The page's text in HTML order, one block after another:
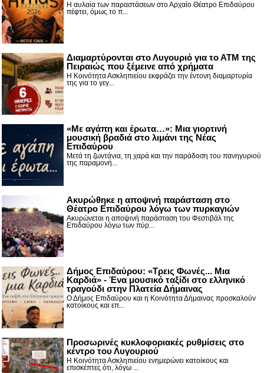
Η αυλαία των παραστάσεων στο Αρχαίο Θέατρο Επιδαύρου
πέφτει, όμως το π...
Διαμαρτύρονται στο Λυγουριό για το ΑΤΜ της
Πειραιώς που ξέμεινε από χρήματα
Η Κοινότητα Ασκληπιείου εκφράζει την έντονη διαμαρτυρία
της για το γεγ...
«Με αγάπη και έρωτα…»: Μια γιορτινή
μουσική βραδιά στο λιμάνι της Νέας
Επιδαύρου
Μετά τη ζωντάνια, τη χαρά και την παράδοση του πανηγυριού
της παραμονή...
Ακυρώθηκε η αποψινή παράσταση στο
Θέατρο Επιδαύρου λόγω των πυρκαγιών
Ακυρώνεται η αποψινή παράσταση του Φεστιβάλ της
Επιδαύρου λόγω των πύρ...
Δήμος Επιδαύρου: «Τρεις Φωνές... Μια
Καρδιά» - Ένα μουσικό ταξίδι στο ελληνικό
τραγούδι στην Πλατεία Δήμαινας
Ο Δήμος Επιδαύρου και η Κοινότητα Δήμαινας προσκαλούν
κατοίκους και επ...
Προσωρινές κυκλοφοριακές ρυθμίσεις στο
κέντρο του Λυγουριού
Η Κοινότητα Ασκληπιείου ενημερώνει κατοίκους και
επισκέπτες ότι, λόγω ...